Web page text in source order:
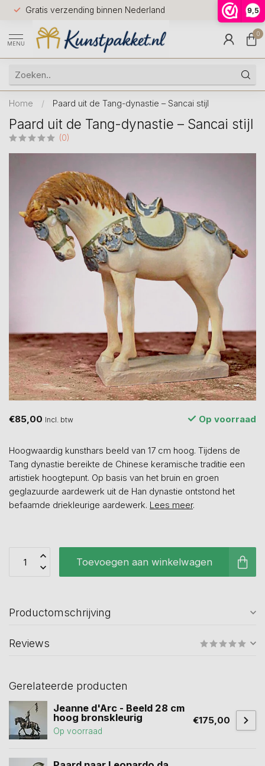
9,5
Gratis verzending binnen Nederland
Voor
huis
9.5
MENU
0
Home / Paard uit de Tang-dynastie – Sancai stijl
Paard uit de Tang-dynastie – Sancai stijl
(0)
€85,00 Incl. btw Op voorraad
Hoogwaardig kunsthars beeld van 17 cm hoog. Tijdens de
Tang dynastie bereikte de Chinese keramische traditie een
artistiek hoogtepunt. Op basis van het bruin en groen
geglazuurde aardewerk uit de Han dynastie ontstond het
befaamde driekleurige aardewerk. Lees meer.
Toevoegen aan winkelwagen
Productomschrijving
Reviews
Gerelateerde producten
Jeanne d'Arc - Beeld 28 cm
hoog bronskleurig
Op voorraad
€175,00